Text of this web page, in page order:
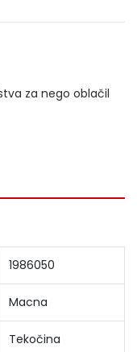
za nego oblačil
1986050
Macna
Tekočina